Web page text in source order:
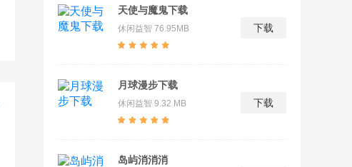
天使与魔鬼下载
休闲益智 76.95MB 下载
月球漫步下载
休闲益智 9.32 MB 下载
岛屿消消消